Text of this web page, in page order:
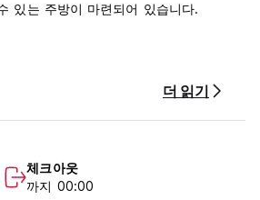
있는 주방이 마련되어 있습니다.
요금
불 카드로 결제
있지 않습니다. 도착 시 총 청구서에
당/박). (Auto-translated from original
더 읽기
체크아웃
까지 00:00